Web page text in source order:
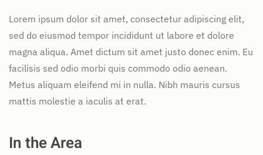
Lorem ipsum dolor sit amet, consectetur adipiscing elit,
sed do eiusmod tempor incididunt ut labore et dolore
magna aliqua. Amet dictum sit amet justo donec enim. Eu
facilisis sed odio morbi quis commodo odio aenean.
Metus aliquam eleifend mi in nulla. Nibh mauris cursus
mattis molestie a iaculis at erat.
In the Area